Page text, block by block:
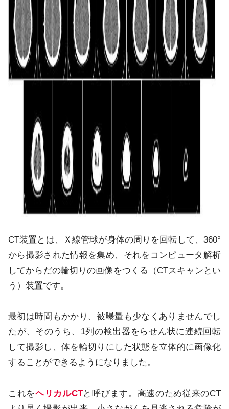
CT装置とは、Ｘ線管球が身体の周りを回転して、360°
から撮影された情報を集め、それをコンピュータ解析
してからだの輪切りの画像をつくる（CTスキャンとい
う）装置です。
最初は時間もかかり、被曝量も少なくありませんでし
たが、そのうち、1列の検出器をらせん状に連続回転
して撮影し、体を輪切りにした状態を立体的に画像化
することができるようになりました。
これをヘリカルCTと呼びます。高速のため従来のCT